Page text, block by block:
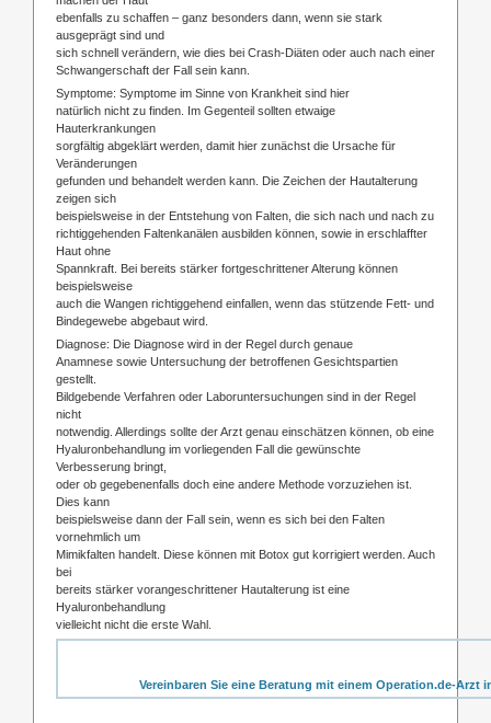
ebenfalls zu schaffen – ganz besonders dann, wenn sie stark
ausgeprägt sind und
sich schnell verändern, wie dies bei Crash-Diäten oder auch nach einer
Schwangerschaft der Fall sein kann.
Symptome: Symptome im Sinne von Krankheit sind hier
natürlich nicht zu finden. Im Gegenteil sollten etwaige
Hauterkrankungen
sorgfältig abgeklärt werden, damit hier zunächst die Ursache für
Veränderungen
gefunden und behandelt werden kann. Die Zeichen der Hautalterung
zeigen sich
beispielsweise in der Entstehung von Falten, die sich nach und nach zu
richtiggehenden Faltenkanälen ausbilden können, sowie in erschlaffter
Haut ohne
Spannkraft. Bei bereits stärker fortgeschrittener Alterung können
beispielsweise
auch die Wangen richtiggehend einfallen, wenn das stützende Fett- und
Bindegewebe abgebaut wird.
Diagnose: Die Diagnose wird in der Regel durch genaue
Anamnese sowie Untersuchung der betroffenen Gesichtspartien
gestellt.
Bildgebende Verfahren oder Laboruntersuchungen sind in der Regel
nicht
notwendig. Allerdings sollte der Arzt genau einschätzen können, ob eine
Hyaluronbehandlung im vorliegenden Fall die gewünschte
Verbesserung bringt,
oder ob gegebenenfalls doch eine andere Methode vorzuziehen ist.
Dies kann
beispielsweise dann der Fall sein, wenn es sich bei den Falten
vornehmlich um
Mimikfalten handelt. Diese können mit Botox gut korrigiert werden. Auch
bei
bereits stärker vorangeschrittener Hautalterung ist eine
Hyaluronbehandlung
vielleicht nicht die erste Wahl.
Vereinbaren Sie eine Beratung mit einem Operation.de-Arzt